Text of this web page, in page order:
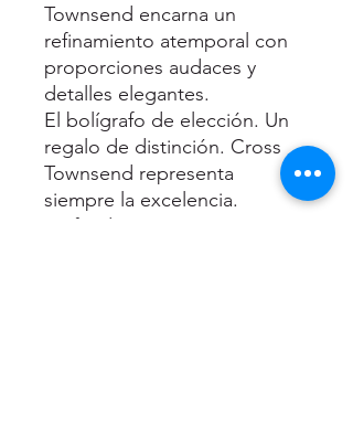
Townsend encarna un
refinamiento atemporal con
proporciones audaces y
detalles elegantes.
El bolígrafo de elección. Un
regalo de distinción. Cross
Townsend representa
siempre la excelencia.
Preferido por varios